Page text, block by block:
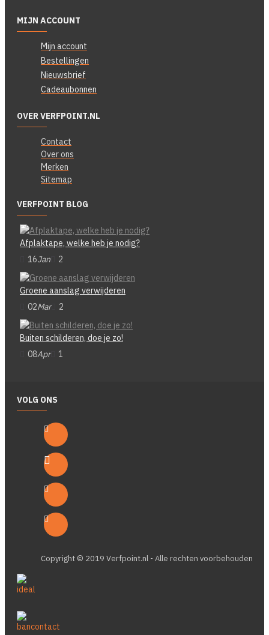
MIJN ACCOUNT
Mijn account
Bestellingen
Nieuwsbrief
Cadeaubonnen
OVER VERFPOINT.NL
Contact
Over ons
Merken
Sitemap
VERFPOINT BLOG
Afplaktape, welke heb je nodig?
16Jan 2
Groene aanslag verwijderen
02Mar 2
Buiten schilderen, doe je zo!
08Apr 1
VOLG ONS
Copyright © 2019 Verfpoint.nl - Alle rechten voorbehouden